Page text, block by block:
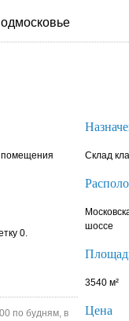
помещения
0.
по будням, в
Склад
шоссе
3540 м²
Цена